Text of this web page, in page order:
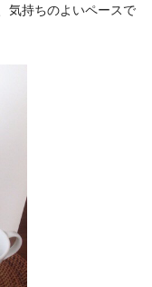
気持ちのよいペースで